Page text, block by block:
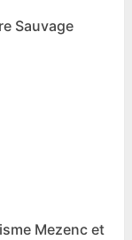
Sauvage
Mezenc et